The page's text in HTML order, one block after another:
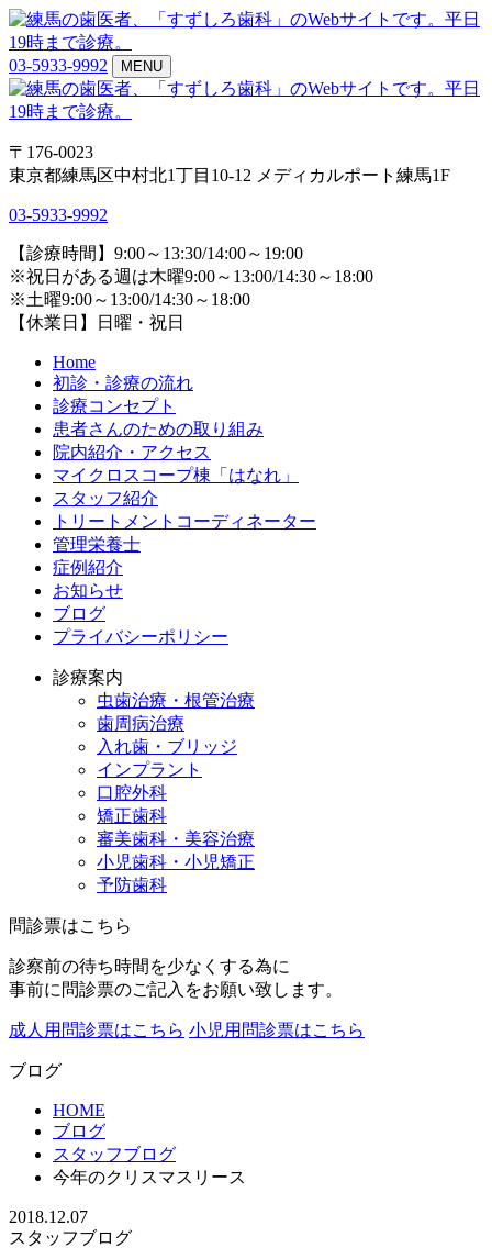
03-5933-9992 MENU
〒176-0023
東京都練馬区中村北1丁目10-12 メディカルポート練馬1F
03-5933-9992
【診療時間】9:00～13:30/14:00～19:00
※祝日がある週は木曜9:00～13:00/14:30～18:00
※土曜9:00～13:00/14:30～18:00
【休業日】日曜・祝日
Home
初診・診療の流れ
診療コンセプト
患者さんのための取り組み
院内紹介・アクセス
マイクロスコープ棟「はなれ」
スタッフ紹介
トリートメントコーディネーター
管理栄養士
症例紹介
お知らせ
ブログ
プライバシーポリシー
診療案内
虫歯治療・根管治療
歯周病治療
入れ歯・ブリッジ
インプラント
口腔外科
矯正歯科
審美歯科・美容治療
小児歯科・小児矯正
予防歯科
問診票はこちら
診察前の待ち時間を少なくする為に
事前に問診票のご記入をお願い致します。
成人用問診票はこちら 小児用問診票はこちら
ブログ
HOME
ブログ
スタッフブログ
今年のクリスマスリース
2018.12.07
スタッフブログ